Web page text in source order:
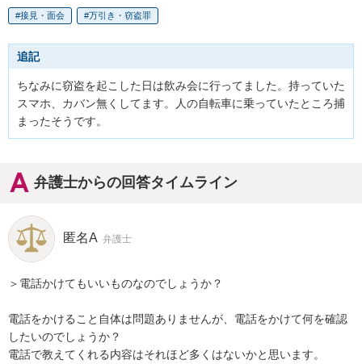
接見・面会 万引き・窃盗罪
追記
ちなみに窃盗を起こした日は飲み会に行ってました。持っていた
スマホ、カバン無くしてます。人の自転車に乗っていたところ捕
まったそうです。
弁護士からの回答タイムライン
匿名A 弁護士
＞電話かけてもいいものなのでしょうか？
電話をかけること自体は問題ありませんが、電話をかけて何を確認
したいのでしょうか？
電話で教えてくれる内容はそれほど多くはないかと思います。